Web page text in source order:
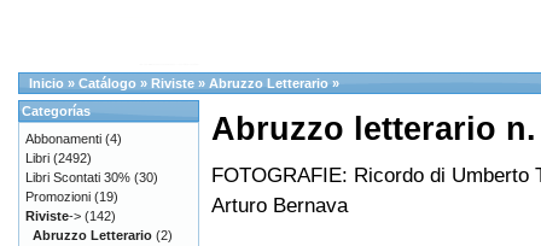
Inicio » Catálogo » Riviste » Abruzzo Letterario »
Abruzzo letterario n.
FOTOGRAFIE: Ricordo di Umberto
Arturo Bernava
Categorías
Abbonamenti (4)
Libri (2492)
Libri Scontati 30% (30)
Promozioni (19)
Riviste-> (142)
Abruzzo Letterario (2)